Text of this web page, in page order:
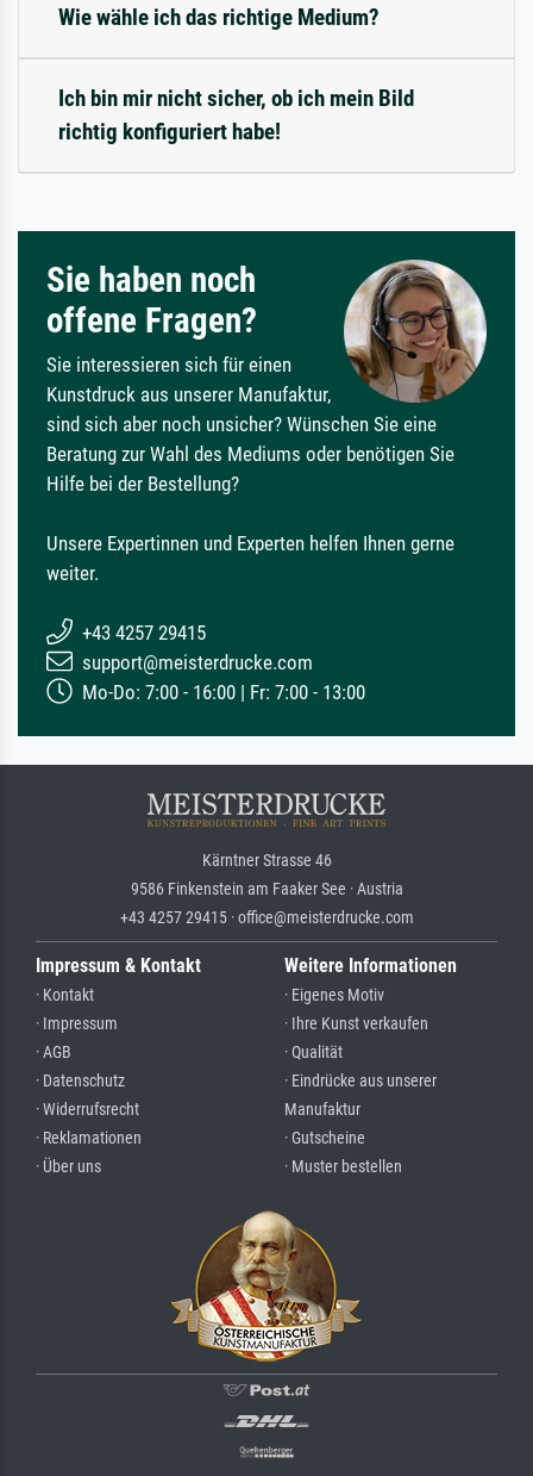
Wie wähle ich das richtige Medium?
Ich bin mir nicht sicher, ob ich mein Bild
richtig konfiguriert habe!
Sie haben noch
offene Fragen?
Sie interessieren sich für einen
Kunstdruck aus unserer Manufaktur,
sind sich aber noch unsicher? Wünschen Sie eine
Beratung zur Wahl des Mediums oder benötigen Sie
Hilfe bei der Bestellung?
Unsere Expertinnen und Experten helfen Ihnen gerne
weiter.
+43 4257 29415
support@meisterdrucke.com
Mo-Do: 7:00 - 16:00 | Fr: 7:00 - 13:00
Kärntner Strasse 46
9586 Finkenstein am Faaker See · Austria
+43 4257 29415 · office@meisterdrucke.com
Impressum & Kontakt
· Kontakt
· Impressum
· AGB
· Datenschutz
· Widerrufsrecht
· Reklamationen
· Über uns
Weitere Informationen
· Eigenes Motiv
· Ihre Kunst verkaufen
· Qualität
· Eindrücke aus unserer
Manufaktur
· Gutscheine
· Muster bestellen